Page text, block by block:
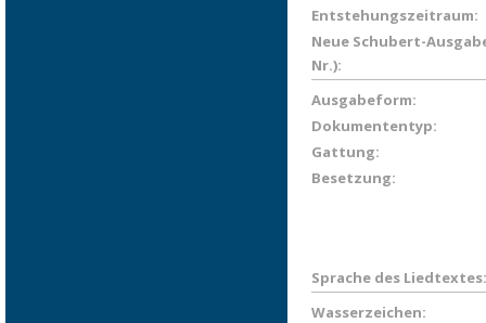
Entstehungszeitraum:
Neue Schubert-
Nr.):
Ausgabeform:
Dokumententyp:
Gattung:
Besetzung:
Sprache des Liedtextes:
Wasserzeichen: